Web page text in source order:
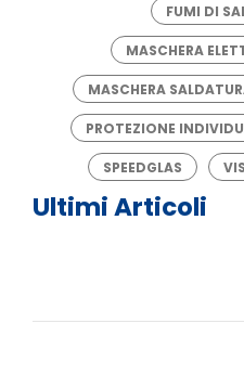
FUMI DI
MASCHERA
MASCHERA
PROTEZIONE
SPEEDGLAS
Ultimi Articoli